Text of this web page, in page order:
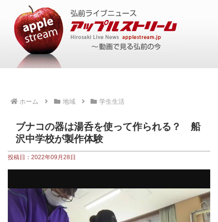
ホーム 地域 学生生活
ブナコの器は湯呑を使って作られる？ 船
沢中学校が製作体験
投稿日：2022年09月28日